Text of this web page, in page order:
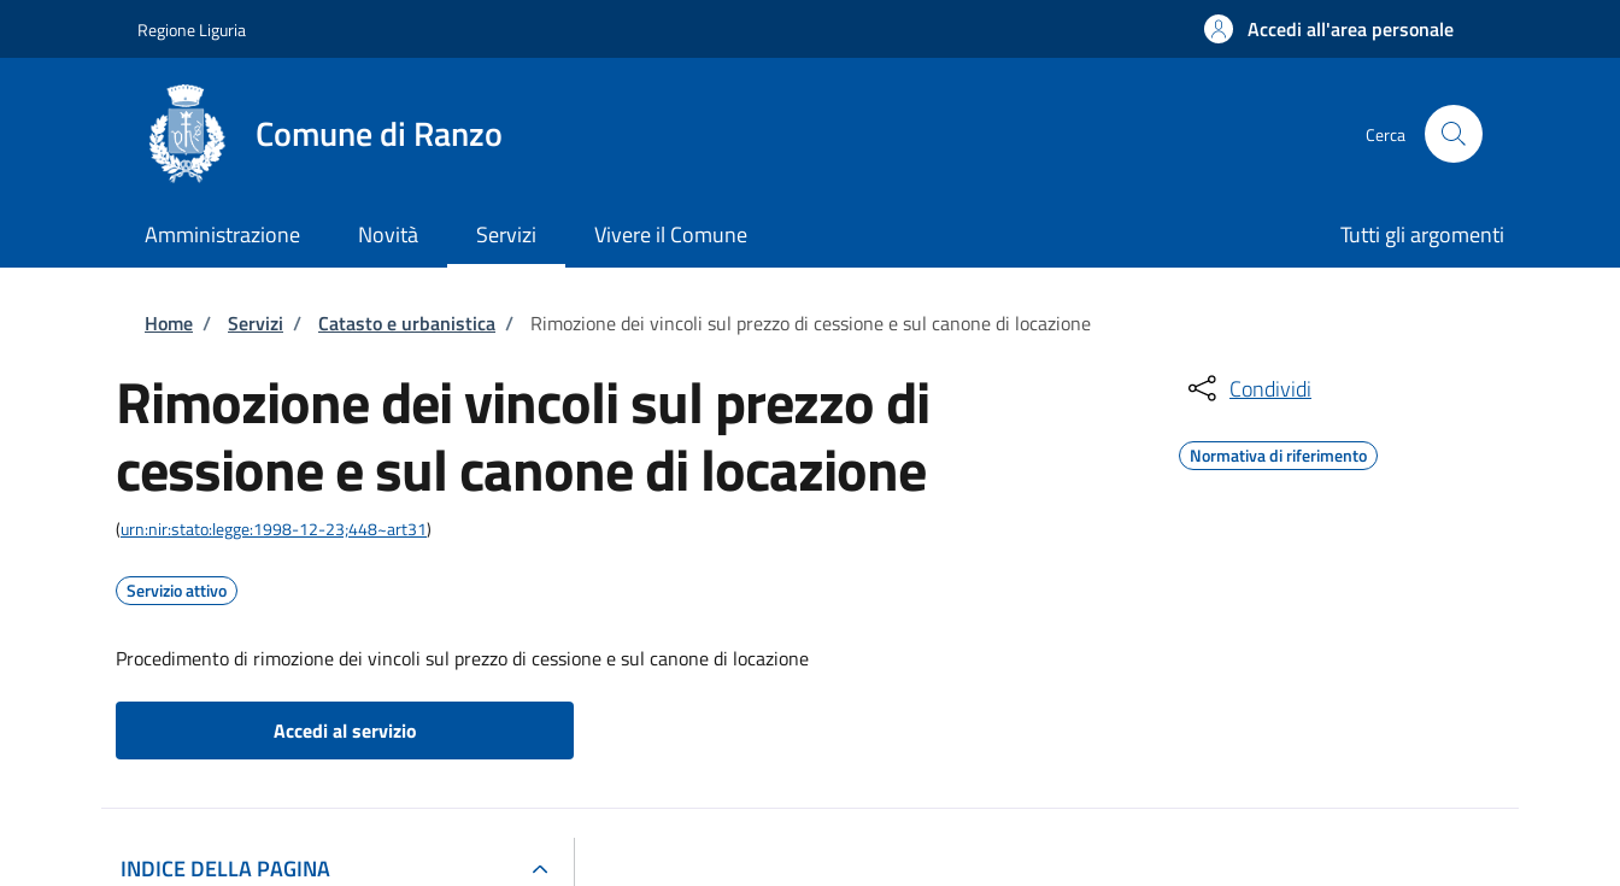
Regione Liguria Accedi all'area personale
Comune di Ranzo Cerca
Amministrazione Novità Servizi Vivere il Comune Tutti gli argomenti
Briciole di pane
Home / Servizi / Catasto e urbanistica / Rimozione dei vincoli sul prezzo di cessione e sul canone di locazione
Rimozione dei vincoli sul prezzo di
cessione e sul canone di locazione
(urn:nir:stato:legge:1998-12-23;448~art31)
Servizio attivo
Procedimento di rimozione dei vincoli sul prezzo di cessione e sul canone di locazione
Accedi al servizio
Condividi
Normativa di riferimento
INDICE DELLA PAGINA